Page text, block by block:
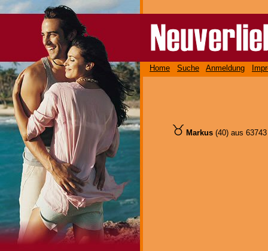
Home Suche Anmeldung
Markus (40) aus 63743